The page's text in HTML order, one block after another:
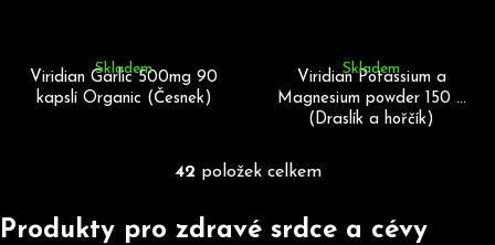
Viridian Garlic 500mg 90
kapslí Organic (Česnek)
Skladem
Viridian Potassium a
Magnesium powder 150 g
(Draslík a hořčík)
Skladem
O
l
42 položek celkem
Produkty pro zdravé srdce a cévy